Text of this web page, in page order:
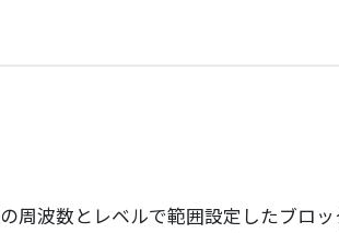
周波数とレベルで範囲設定したブロ